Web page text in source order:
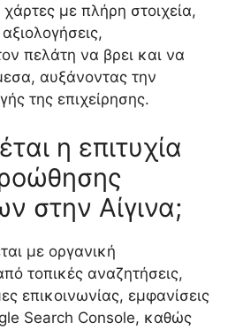
χάρτες με πλήρη στοιχεία,
πελάτη να βρει και να
αυξάνοντας την
της επιχείρησης.
η επιτυχία
στην Αίγινα;
με οργανική
τοπικές αναζητήσεις,
επικοινωνίας, εμφανίσεις
Search Console, καθώς